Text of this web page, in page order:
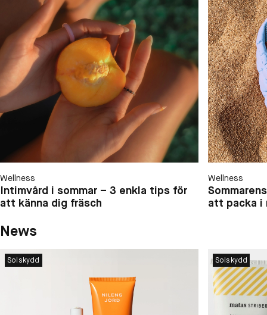
Wellness
Intimvård i sommar – 3 enkla tips för
att känna dig fräsch
Wellness
att packa i
News
Solskydd Solskydd